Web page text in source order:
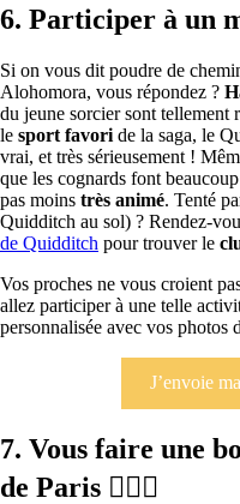
6. Participer à un
Si on vous dit poudre de
Alohomora, vous répondez ?
du jeune sorcier sont tellement
le sport favori de la saga, le
vrai, et très sérieusement !
que les cognards font
pas moins très animé. Tenté
Quidditch au sol) ? Rendez-
de Quidditch pour trouver le
Vos proches ne vous croient
allez participer à une telle
personnalisée avec vos photos
J’envoie
7. Vous faire une
de Paris 🧛🏻‍♂️